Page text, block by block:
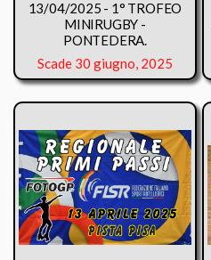
13/04/2025 - 1° TROFEO
MINIRUGBY -
PONTEDERA.
Scade 30 giugno, 2025